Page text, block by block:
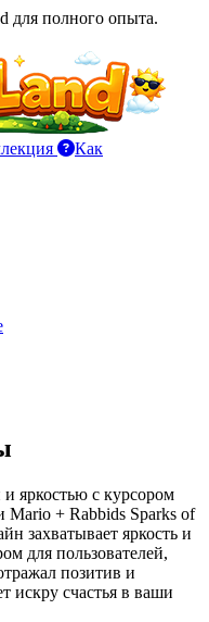
для полного опыта.
Как
яркостью с курсором
+ Rabbids Sparks of
захватывает яркость и
для пользователей,
позитив и
искру счастья в ваши